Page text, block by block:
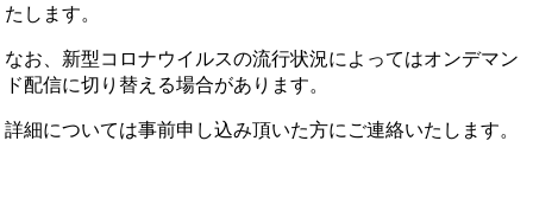
たします。
なお、新型コロナウイルスの流行状況によってはオンデマン
ド配信に切り替える場合があります。
詳細については事前申し込み頂いた方にご連絡いたします。